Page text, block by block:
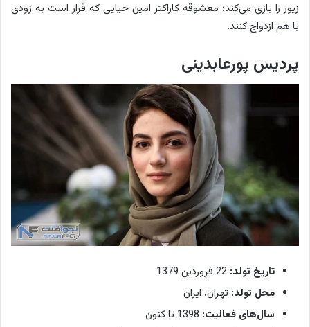
زیور را بازی می‌کند؛ معشوقه کاراکتر امین حیایی که قرار است به زودی
با هم ازدواج کنند.
پردیس پورعابدینی
تاریخ تولد:
محل تولد: تهران، ایران
سال‌های فعالیت: